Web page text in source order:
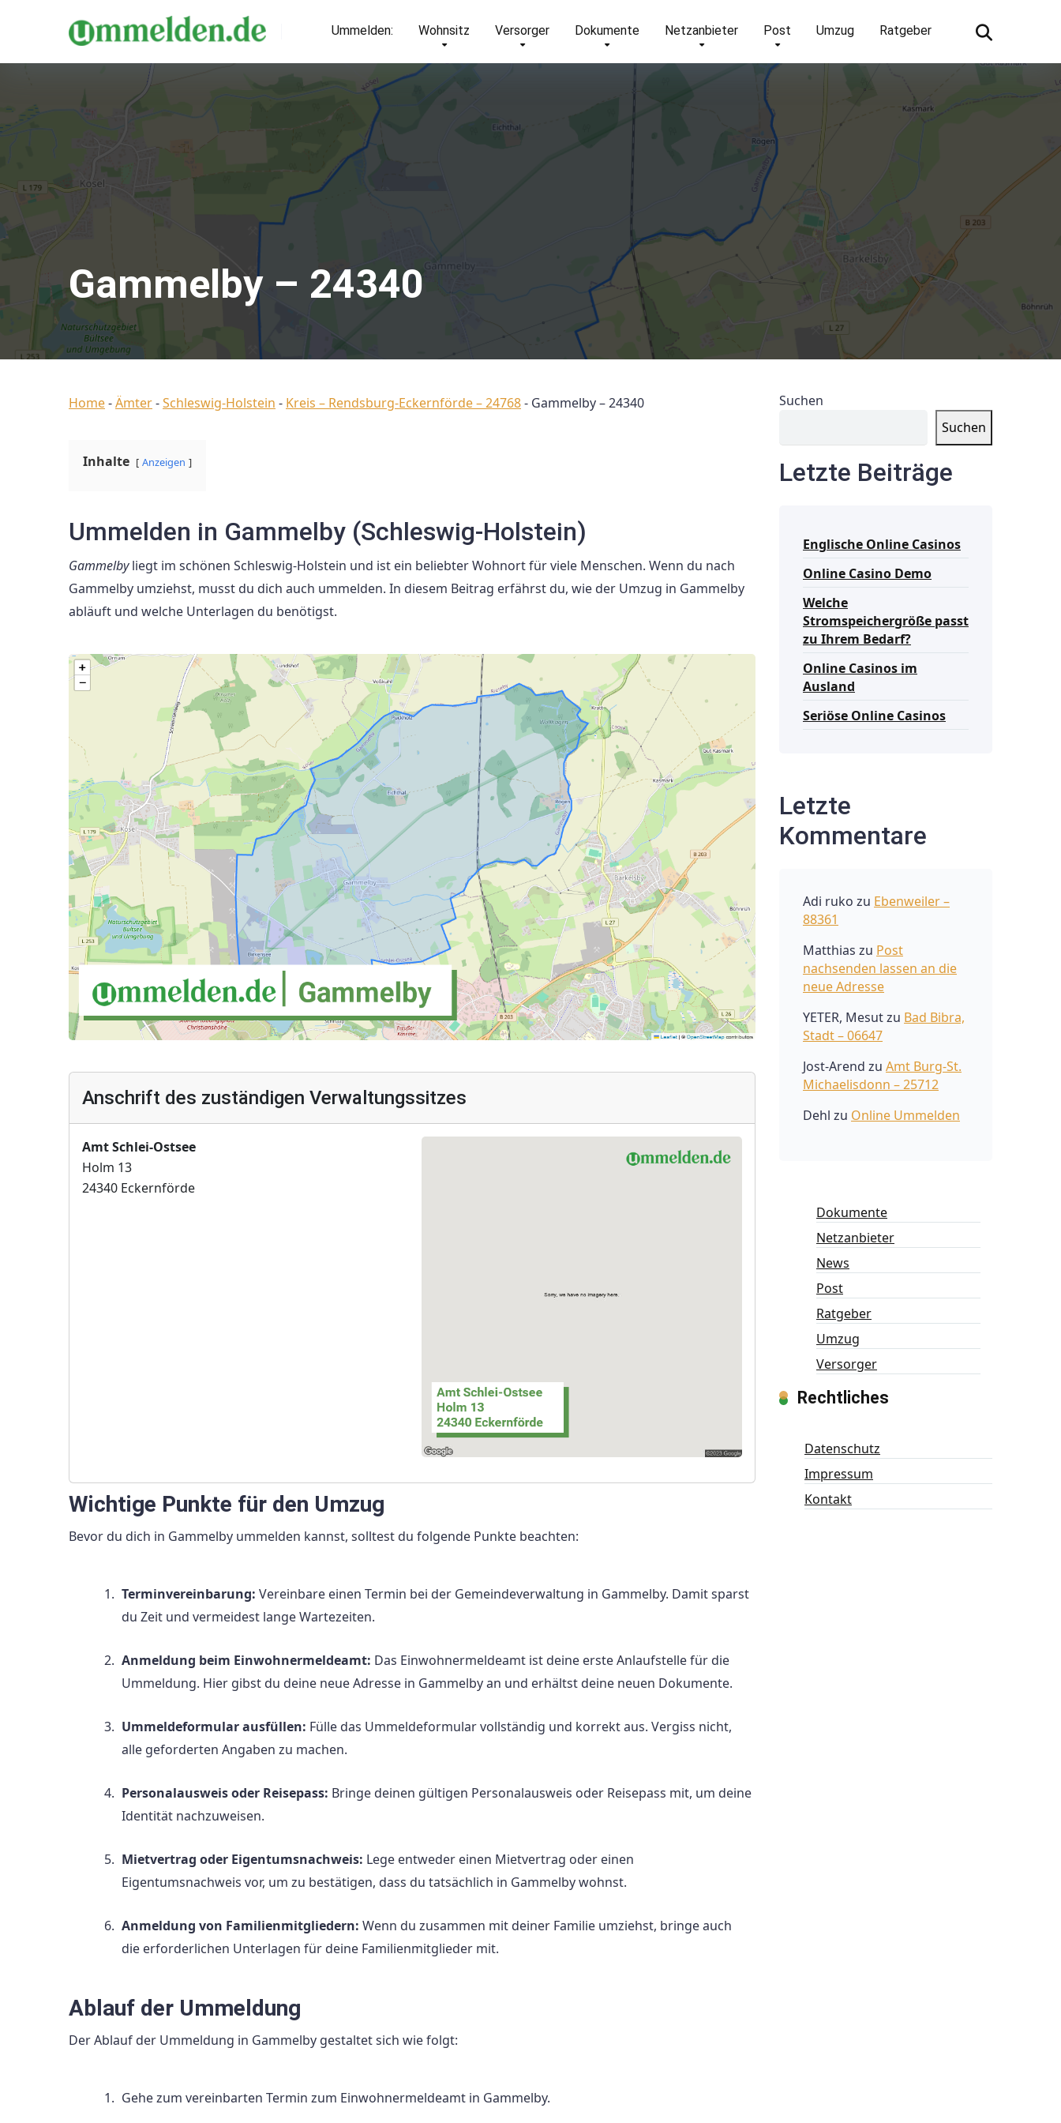
Ummelden: Wohnsitz Versorger Dokumente Netzanbieter Post Umzug Ratgeber
Gammelby – 24340
Home-Ämter-Schleswig-Holstein - Kreis – Rendsburg-Eckernförde – 24768- Gammelby – 24340
Inhalte Anzeigen
Ummelden in Gammelby (Schleswig-Holstein)
Gammelbyliegt im schönen Schleswig-Holstein und ist ein beliebter Wohnort für viele Menschen. Wenn du nach
Gammelby umziehst, musst du dich auch ummelden. In diesem Beitrag erfährst du, wie der Umzug in Gammelby
abläuft und welche Unterlagen du benötigst.
Anschrift des zuständigen Verwaltungssitzes
Amt Schlei-Ostsee
Holm 13
24340 Eckernförde
Wichtige Punkte für den Umzug
Bevor du dich in Gammelby ummelden kannst, solltest du folgende Punkte beachten:
Terminvereinbarung: Vereinbare einen Termin bei der Gemeindeverwaltung in Gammelby. Damit sparst
du Zeit und vermeidest lange Wartezeiten.
Anmeldung beim Einwohnermeldeamt: Das Einwohnermeldeamt ist deine erste Anlaufstelle für die
Ummeldung. Hier gibst du deine neue Adresse in Gammelby an und erhältst deine neuen Dokumente.
Ummeldeformular ausfüllen: Fülle das Ummeldeformular vollständig und korrekt aus. Vergiss nicht,
alle geforderten Angaben zu machen.
Personalausweis oder Reisepass: Bringe deinen gültigen Personalausweis oder Reisepass mit, um deine
Identität nachzuweisen.
Mietvertrag oder Eigentumsnachweis: Lege entweder einen Mietvertrag oder einen
Eigentumsnachweis vor, um zu bestätigen, dass du tatsächlich in Gammelby wohnst.
Anmeldung von Familienmitgliedern: Wenn du zusammen mit deiner Familie umziehst, bringe auch
die erforderlichen Unterlagen für deine Familienmitglieder mit.
Ablauf der Ummeldung
Der Ablauf der Ummeldung in Gammelby gestaltet sich wie folgt:
Gehe zum vereinbarten Termin zum Einwohnermeldeamt in Gammelby.
Suchen
Suchen
Letzte Beiträge
Englische Online Casinos
Online Casino Demo
Welche
Stromspeichergröße passt
zu Ihrem Bedarf?
Online Casinos im
Ausland
Seriöse Online Casinos
Letzte
Kommentare
Adi ruko zu Ebenweiler –
88361
Matthias zu Post
nachsenden lassen an die
neue Adresse
YETER, Mesutzu Bad Bibra,
Stadt – 06647
Jost-Arend zu Amt Burg-St.
Michaelisdonn – 25712
Dehl zu Online Ummelden
Dokumente
Netzanbieter
News
Post
Ratgeber
Umzug
Versorger
Rechtliches
Datenschutz
Impressum
Kontakt